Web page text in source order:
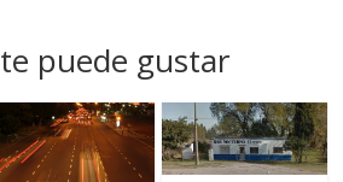
puede gustar